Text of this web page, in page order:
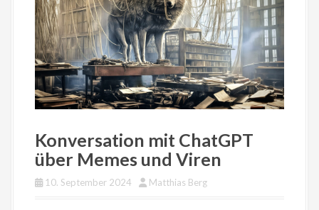
Konversation mit ChatGPT
über Memes und Viren
10. September 2024 Matthias Berg